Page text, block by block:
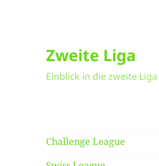
Zweite Liga
Einblick in die zweite Liga
Challenge League